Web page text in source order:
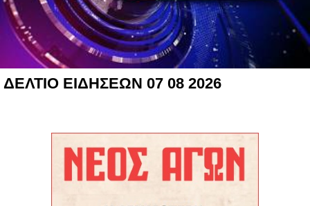
ΔΕΛΤΙΟ ΕΙΔΗΣΕΩΝ 07 08 2026